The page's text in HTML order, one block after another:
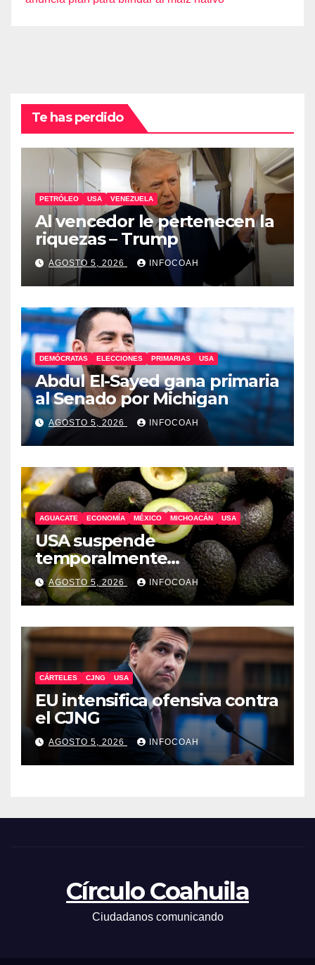
Te has perdido
PETRÓLEO USA VENEZUELA
Al vencedor le pertenecen la
riquezas – Trump
AGOSTO 5, 2026 INFOCOAH
DEMÓCRATAS ELECCIONES PRIMARIAS USA
Abdul El-Sayed gana primaria
al Senado por Michigan
AGOSTO 5, 2026 INFOCOAH
AGUACATE ECONOMÍA MÉXICO MICHOACÁN USA
USA suspende
temporalmente
exportaciones de aguacate
michoacano
AGOSTO 5, 2026 INFOCOAH
CÁRTELES CJNG USA
EU intensifica ofensiva contra
el CJNG
AGOSTO 5, 2026 INFOCOAH
Círculo Coahuila
Ciudadanos comunicando